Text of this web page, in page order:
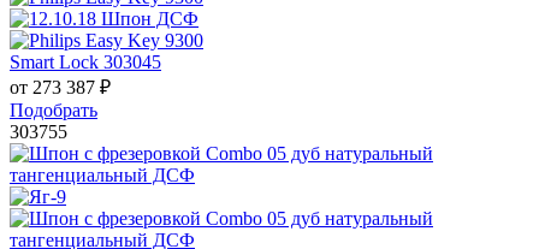
Smart Lock 303045
от 273 387 ₽
Подобрать
303755